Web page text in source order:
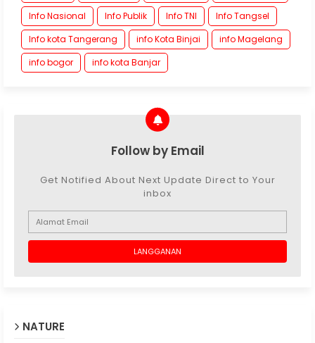
Info Nasional
Info Publik Info TNI
Info Tangsel
Info kota Tangerang
info Kota Binjai
info Magelang
info bogor
info kota Banjar
Follow by Email
Get Notified About Next Update Direct to Your
inbox
NATURE